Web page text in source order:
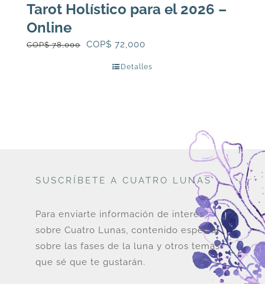
Tarot Holístico para el 2026 –
Online
COP$78,000
El
COP$ 72,000
Detalles
SUSCRÍBETE A CUATRO LUNAS
Para enviarte información de interés
sobre Cuatro Lunas, contenido especial
sobre las fases de la luna y otros temas
que sé que te gustarán.